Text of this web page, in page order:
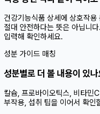
건강기능식품 상세에 상호작용
절대 안전하다는 뜻은 아닙니
입력해 확인하세요.
성분 가이드 매칭
성분별로 더 볼 내용이 있
칼슘, 프로바이오틱스, 비타민
부작용, 섭취 팁을 이어서 확인